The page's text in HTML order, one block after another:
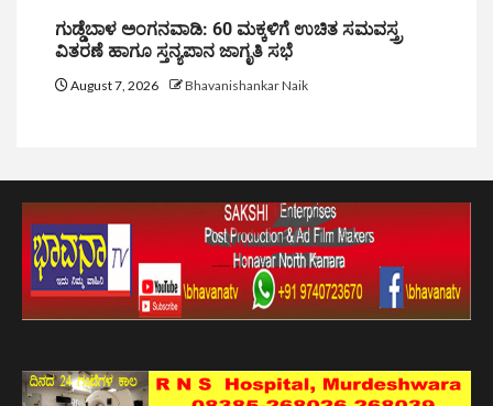
ಗುಡ್ಡೆಬಾಳ ಅಂಗನವಾಡಿ: 60 ಮಕ್ಕಳಿಗೆ ಉಚಿತ ಸಮವಸ್ತ್ರ
ವಿತರಣೆ ಹಾಗೂ ಸ್ತನ್ಯಪಾನ ಜಾಗೃತಿ ಸಭೆ
August 7, 2026 Bhavanishankar Naik